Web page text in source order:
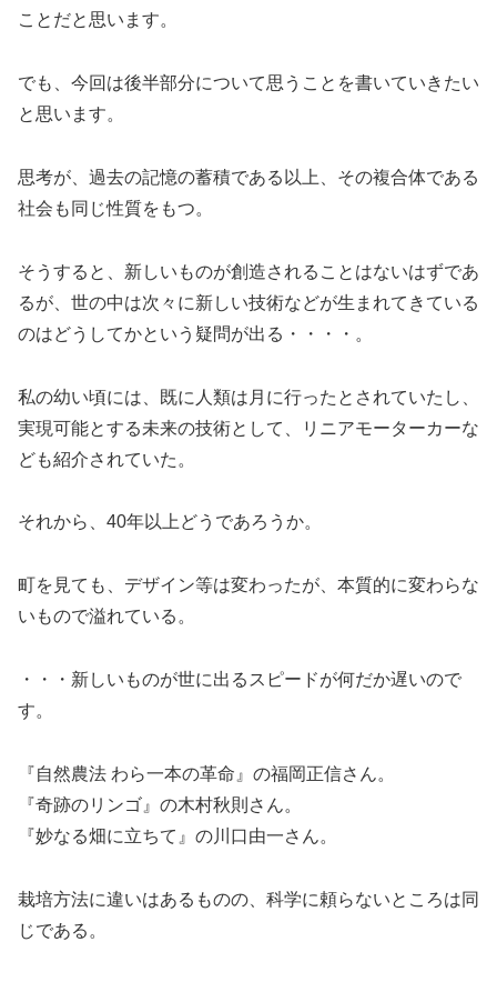
ことだと思います。
でも、今回は後半部分について思うことを書いていきたい
と思います。
思考が、過去の記憶の蓄積である以上、その複合体である
社会も同じ性質をもつ。
そうすると、新しいものが創造されることはないはずであ
るが、世の中は次々に新しい技術などが生まれてきている
のはどうしてかという疑問が出る・・・・。
私の幼い頃には、既に人類は月に行ったとされていたし、
実現可能とする未来の技術として、リニアモーターカーな
ども紹介されていた。
それから、40年以上どうであろうか。
町を見ても、デザイン等は変わったが、本質的に変わらな
いもので溢れている。
・・・新しいものが世に出るスピードが何だか遅いので
す。
『自然農法 わら一本の革命』の福岡正信さん。
『奇跡のリンゴ』の木村秋則さん。
『妙なる畑に立ちて』の川口由一さん。
栽培方法に違いはあるものの、科学に頼らないところは同
じである。